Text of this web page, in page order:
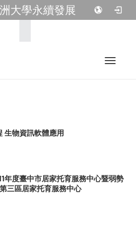
大學永續發展
Toggle
生物資訊軟體應用
年度臺中市居家托育服務中心暨弱勢
三區居家托育服務中心